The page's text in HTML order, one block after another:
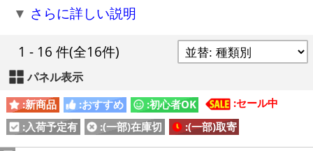
▼ さらに詳しい説明
1 - 16 件(全16件)
パネル表示
:新商品 :おすすめ :初心者OK
:セール中
:入荷予定有
:(一部)在庫切 :(一部)取寄